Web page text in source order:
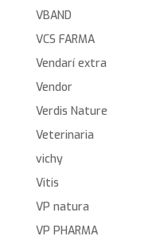
VBAND
VCS FARMA
Vendarí extra
Vendor
Verdis Nature
Veterinaria
vichy
Vitis
VP natura
VP PHARMA